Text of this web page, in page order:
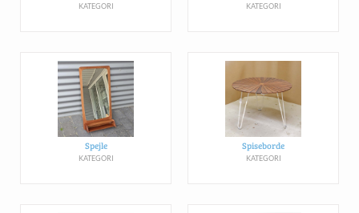
KATEGORI KATEGORI
Spejle
KATEGORI
Spiseborde
KATEGORI